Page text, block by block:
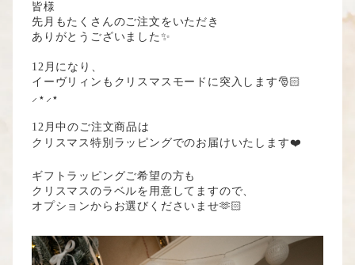
皆様
先月もたくさんのご注文をいただき
ありがとうございました✨
12月になり、
イーヴリィンもクリスマスモードに突入します🎅🏻
⸝⋆⸝⋆
12月中のご注文商品は
クリスマス特別ラッピングでのお届けいたします❤️
ギフトラッピングご希望の方も
クリスマスのラベルを用意してますので、
オプションからお選びくださいませ🫶🏻